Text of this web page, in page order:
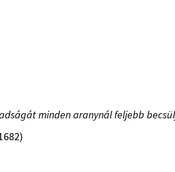
minden aranynál feljebb